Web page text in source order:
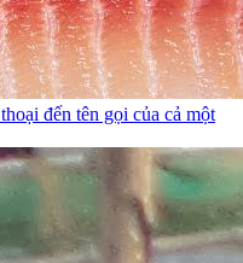
đến tên gọi của cả một